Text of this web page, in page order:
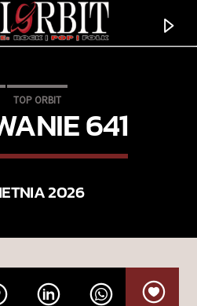
TOP ORBIT
641
2026